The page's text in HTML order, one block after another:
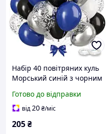
Набір 40 повітряних куль
Морський синій з чорним
Готово до відправки
від20₴/міс
205₴